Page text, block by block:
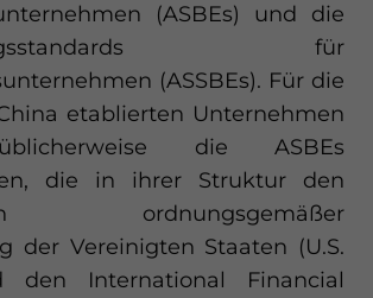
(ASBEs) und die
für
(ASSBEs). Für die
etablierten Unternehmen
die ASBEs
die in ihrer Struktur den
ordnungsgemäßer
der Vereinigten Staaten (U.S.
den International Financial